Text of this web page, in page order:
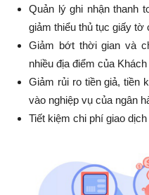
Quản lý ghi nhận thanh
giảm thiểu thủ tục giấy tờ
Giảm bớt thời gian và
nhiều địa điểm của
Giảm rủi ro tiền giả, tiền
vào nghiệp vụ của ngân
Tiết kiệm chi phí giao dịch